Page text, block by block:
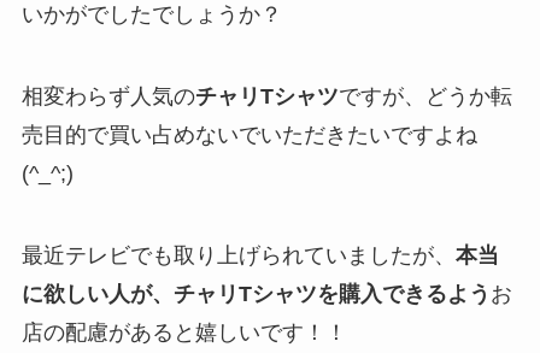
いかがでしたでしょうか？
相変わらず人気のチャリTシャツですが、どうか転
売目的で買い占めないでいただきたいですよね
(^_^;)
最近テレビでも取り上げられていましたが、 本当
に欲しい人が、チャリTシャツを購入できるよう お
店の配慮があると嬉しいです！！